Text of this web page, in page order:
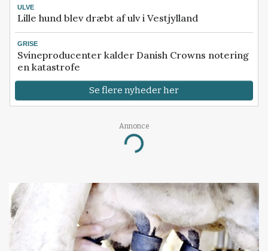
ULVE
Lille hund blev dræbt af ulv i Vestjylland
GRISE
Svineproducenter kalder Danish Crowns notering
en katastrofe
Se flere nyheder her
Annonce
Loading...